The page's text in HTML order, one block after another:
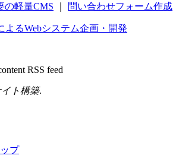
の軽量CMS
問い合わせフォーム作成
よるWebシステム企画・開発
RSS feed
ト構築.
プ